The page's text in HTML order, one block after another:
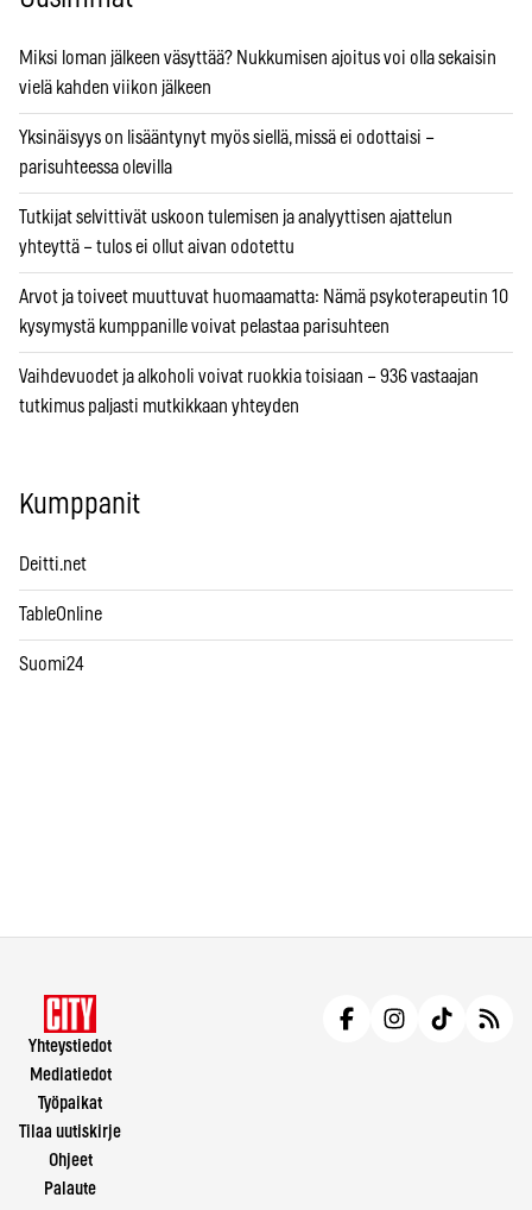
Miksi loman jälkeen väsyttää? Nukkumisen ajoitus voi olla sekaisin
vielä kahden viikon jälkeen
Yksinäisyys on lisääntynyt myös siellä, missä ei odottaisi –
parisuhteessa olevilla
Tutkijat selvittivät uskoon tulemisen ja analyyttisen ajattelun
yhteyttä – tulos ei ollut aivan odotettu
Arvot ja toiveet muuttuvat huomaamatta: Nämä psykoterapeutin 10
kysymystä kumppanille voivat pelastaa parisuhteen
Vaihdevuodet ja alkoholi voivat ruokkia toisiaan – 936 vastaajan
tutkimus paljasti mutkikkaan yhteyden
Kumppanit
Deitti.net
TableOnline
Suomi24
Yhteystiedot
Mediatiedot
Työpaikat
Tilaa uutiskirje
Ohjeet
Palaute